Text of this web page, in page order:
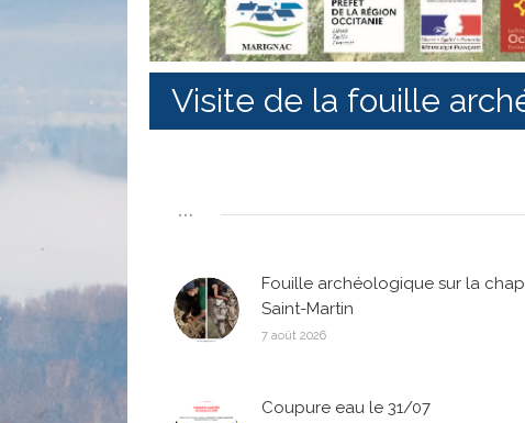
Visite de la fouille
...
Fouille archéologique sur la
Saint-Martin
7 août 2026
Coupure eau le 31/07